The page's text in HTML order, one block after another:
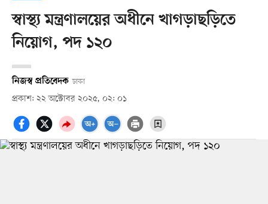
স্বাস্থ্য মন্ত্রণালয়ের অধীনে খাগড়াছড়িতে
নিয়োগ, পদ ১২০
নিজস্ব প্রতিবেদক ঢাকা
প্রকাশ: ২২ অক্টোবর ২০২৫, ০২: ০১